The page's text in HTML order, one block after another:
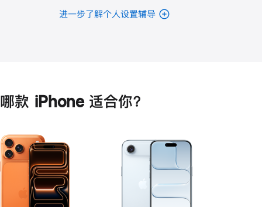
进一步了解个人设置辅导
哪款 iPhone 适合你？